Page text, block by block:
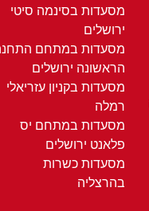
מסעדות בסינמה סיטי
ירושלים
מסעדות במתחם
הראשונה ירושלים
מסעדות בקניון עזריאלי
רמלה
מסעדות במתחם יס
פלאנט ירושלים
מסעדות כשרות
בהרצליה